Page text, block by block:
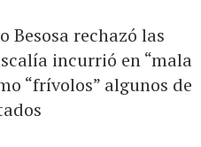
Besosa rechazó las
incurrió en “mala
“frívolos” algunos de